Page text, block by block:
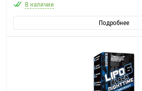
В наличии
Подробнее